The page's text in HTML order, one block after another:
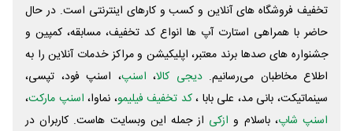
تخفیف فروشگاه های آنلاین و کسب و‌ کارهای اینترنتی است. در حال
حاضر با همراهی استارت آپ ها انواع کد تخفیف، مسابقه، کمپین و
جشنواره های صدها برند معتبر، اپلیکیشن و مراکز خدمات آنلاین را به
اطلاع مخاطبان می‌رسانیم. دیجی کالا، اسنپ، اسنپ فود، تپسی،
سینماتیکت، بانی مد، علی‌ بابا ،کد تخفیف فیلیمو، نماوا، اسنپ مارکت،
اسنپ شاپ، باسلام و ازکی از جمله این وبسایت ‌هاست. کاربران در